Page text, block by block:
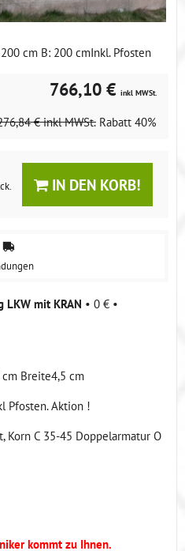
cm B: 200 cmInkl. Pfosten
766,10 € inkl MWSt.
€ inkl MWSt. Rabatt 40%
IN DEN KORB!
LKW mit KRAN • 0 € •
Breite4,5 cm
Pfosten. Aktion !
Korn C 35-45 Doppelarmatur O
kommt zu Ihnen.